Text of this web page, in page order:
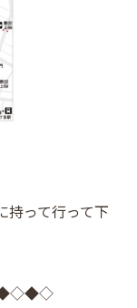
持って行って下